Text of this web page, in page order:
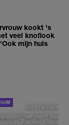
kookt 's
veel knoflook
mijn huis
DE STAD VAN
Boer deelt haar
in Zwolle: 'Deze